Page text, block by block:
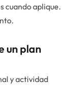
cuando aplique.
un plan
y actividad